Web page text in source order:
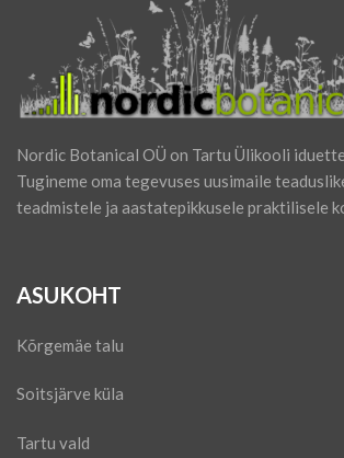
Nordic Botanical OÜ on Tartu Ülikooli
Tugineme oma tegevuses uusimaile
teadmistele ja aastatepikkusele praktilisele
ASUKOHT
Kõrgemäe talu
Soitsjärve küla
Tartu vald